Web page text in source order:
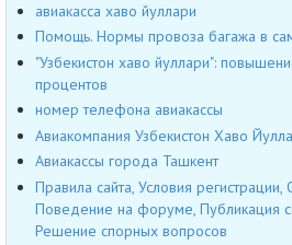
авиакасса хаво йуллари
Помощь. Нормы провоза багажа в
"Узбекистон хаво йуллари":
процентов
номер телефона авиакассы
Авиакомпания Узбекистон Хаво
Авиакассы города Ташкент
Правила сайта, Условия
Поведение на форуме, Публикация
Решение спорных вопросов